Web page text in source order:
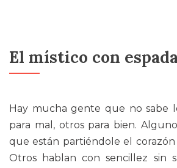
El místico con
Hay mucha gente que no sabe
para mal, otros para bien.
que están partiéndole el corazón
Otros hablan con sencillez sin